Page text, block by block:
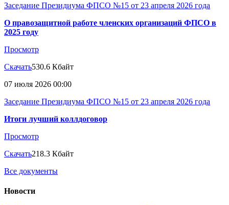
Заседание Президиума ФПСО №15 от 23 апреля 2026 года
О правозащитной работе членских организаций ФПСО в
2025 году
Просмотр
Скачать530.6 Кбайт
07 июля 2026 00:00
Заседание Президиума ФПСО №15 от 23 апреля 2026 года
Итоги лучший коллдоговор
Просмотр
Скачать218.3 Кбайт
Все документы
Новости